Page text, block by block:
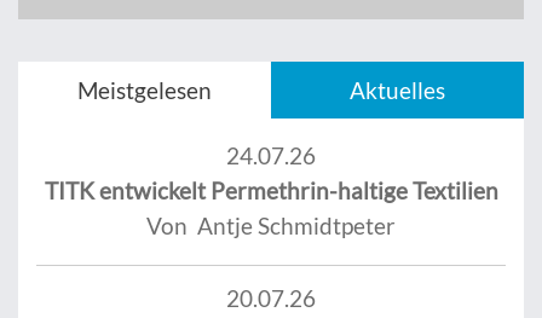
Meistgelesen Aktuelles
24.07.26
TITK entwickelt Permethrin-haltige Textilien
Von Antje Schmidtpeter
20.07.26